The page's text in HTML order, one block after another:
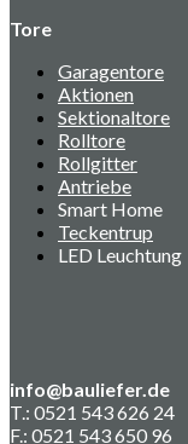
Tore
Garagentore
Aktionen
Sektionaltore
Rolltore
Rollgitter
Antriebe
Smart Home
Teckentrup
LED Leuchtung
info@bauliefer.de
T.: 0521 543 626 24
F.: 0521 543 650 96